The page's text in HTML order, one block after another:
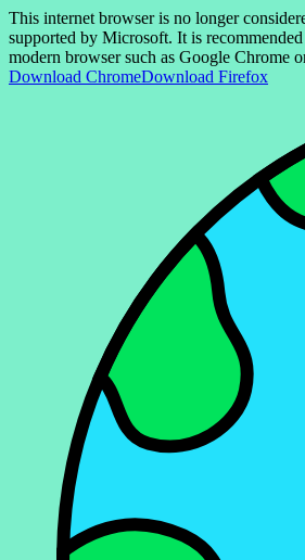
This internet browser is no longer
supported by Microsoft. It is
modern browser such as Google Chrome
Download ChromeDownload Firefox